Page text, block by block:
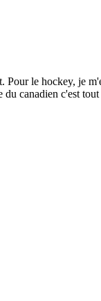
le hockey, je
canadien c'est